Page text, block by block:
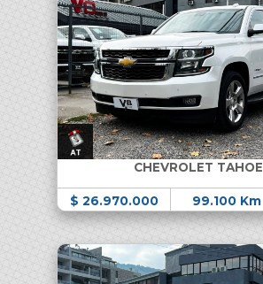
CHEVROLET TAHOE
$ 26.970.000 99.100 Km